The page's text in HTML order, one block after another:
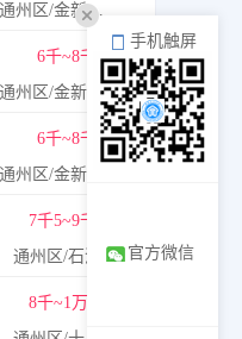
通州区/金新街道
6千~8千/月
通州区/金新街道
6千~8千/月
7千5~9千/月
通州区/石港镇
8千~1万2/月
手机触屏
官方微信